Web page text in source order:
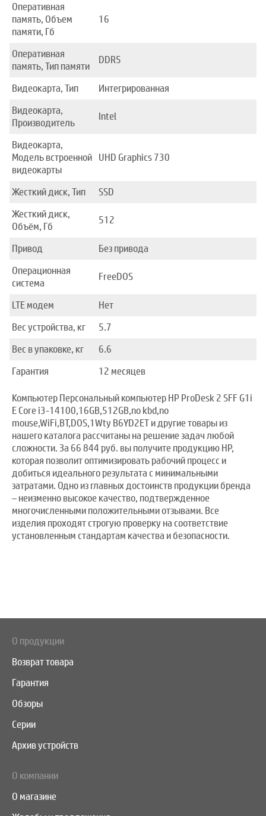
Оперативная
память, Объем
памяти, Гб
16
Оперативная
память, Тип памяти
DDR5
Видеокарта, Тип
Интегрированная
Видеокарта,
Производитель
Intel
Видеокарта,
Модель встроенной
видеокарты
UHD Graphics 730
Жесткий диск, Тип
SSD
Жесткий диск,
Объём, Гб
512
Привод
Без привода
Операционная
система
FreeDOS
LTE модем
Нет
Вес устройства, кг
5.7
Вес в упаковке, кг
6.6
Гарантия
12 месяцев
Компьютер Персональный компьютер HP ProDesk 2 SFF G1i
E Core i3-14100,16GB,512GB,no kbd,no
mouse,WiFi,BT,DOS,1Wty B6YD2ET и другие товары из
нашего каталога рассчитаны на решение задач любой
сложности. За 66 844 руб. вы получите продукцию HP,
которая позволит оптимизировать рабочий процесс и
добиться идеального результата с минимальными
затратами. Одно из главных достоинств продукции бренда
– неизменно высокое качество, подтвержденное
многочисленными положительными отзывами. Все
изделия проходят строгую проверку на соответствие
установленным стандартам качества и безопасности.
О продукции
Возврат товара
Гарантия
Обзоры
Серии
Архив устройств
О компании
О магазине